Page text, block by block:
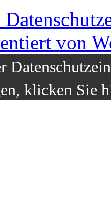
von
klicken Sie